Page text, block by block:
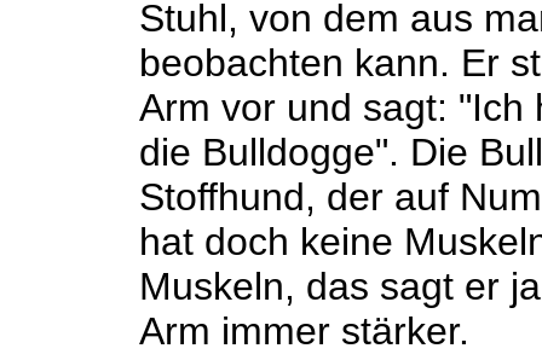
Stuhl, von dem aus
beobachten kann. Er
Arm vor und sagt: "Ich
die Bulldogge". Die
Stoffhund, der auf
hat doch keine
Muskeln, das sagt er
Arm immer stärker.